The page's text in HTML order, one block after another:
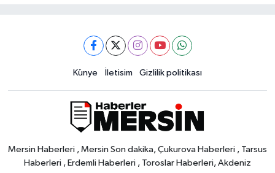
Künye İletisim Gizlilik politikası
Mersin Haberleri , Mersin Son dakika, Çukurova Haberleri , Tarsus
Haberleri , Erdemli Haberleri , Toroslar Haberleri, Akdeniz